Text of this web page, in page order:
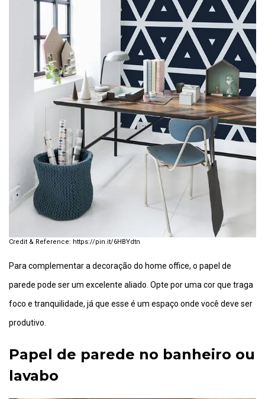
https://pin.it/6HBYdtn
Para complementar a decoração do home office, o papel de
parede pode ser um excelente aliado. Opte por uma cor que traga
foco e tranquilidade, já que esse é um espaço onde você deve ser
produtivo.
Papel de parede no banheiro ou
lavabo